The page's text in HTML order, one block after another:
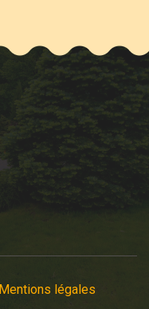
Mentions légales